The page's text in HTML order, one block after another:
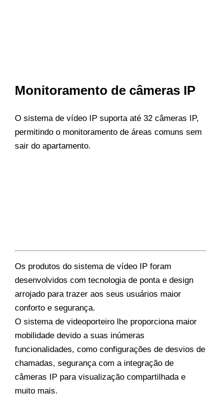
Monitoramento de câmeras IP
O sistema de vídeo IP suporta até 32 câmeras IP,
permitindo o monitoramento de áreas comuns sem
sair do apartamento.
Os produtos do sistema de vídeo IP foram
desenvolvidos com tecnologia de ponta e design
arrojado para trazer aos seus usuários maior
conforto e segurança.
O sistema de videoporteiro lhe proporciona maior
mobilidade devido a suas inúmeras
funcionalidades, como configurações de desvios de
chamadas, segurança com a integração de
câmeras IP para visualização compartilhada e
muito mais.